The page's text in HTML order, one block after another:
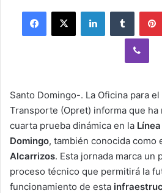
Facebook
X LinkedInTumblr
Santo Domingo-. La Oficina para
Transporte (Opret) informa que
cuarta prueba dinámica en la
Domingo, también conocida como
Alcarrizos. Esta jornada marca un
proceso técnico que permitirá la
funcionamiento de esta